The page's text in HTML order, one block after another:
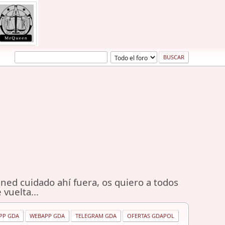
cuidado ahí fuera, os quiero a todos
vuelta...
GDA WEBAPP GDA TELEGRAM GDA OFERTAS GDAPOL